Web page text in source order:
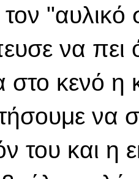
να πει
στο κενό η
να
του και η